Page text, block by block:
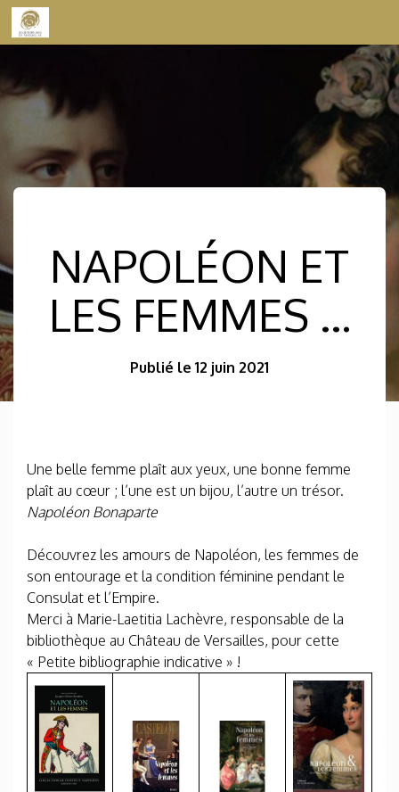
Skip to content
NAPOLÉON ET
LES FEMMES …
Publié le 12 juin 2021
Une belle femme plaît aux yeux, une bonne femme
plaît au cœur ; l’une est un bijou, l’autre un trésor.
Napoléon Bonaparte
Découvrez les amours de Napoléon, les femmes de
son entourage et la condition féminine pendant le
Consulat et l’Empire.
Merci à Marie-Laetitia Lachèvre, responsable de la
bibliothèque au Château de Versailles, pour cette
« Petite bibliographie indicative » !